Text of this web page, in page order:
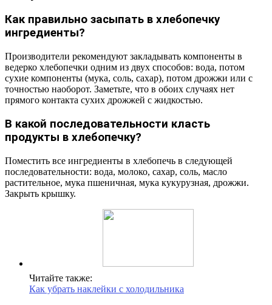
Как правильно засыпать в хлебопечку
ингредиенты?
Производители рекомендуют закладывать компоненты в
ведерко хлебопечки одним из двух способов: вода, потом
сухие компоненты (мука, соль, сахар), потом дрожжи или с
точностью наоборот. Заметьте, что в обоих случаях нет
прямого контакта сухих дрожжей с жидкостью.
В какой последовательности класть
продукты в хлебопечку?
Поместить все ингредиенты в хлебопечь в следующей
последовательности: вода, молоко, сахар, соль, масло
растительное, мука пшеничная, мука кукурузная, дрожжи.
Закрыть крышку.
Читайте также:
Как убрать наклейки с холодильника